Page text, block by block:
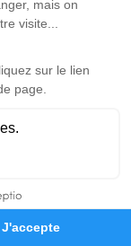
est
hommage